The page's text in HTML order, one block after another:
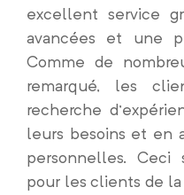
excellent service
avancées et une
Comme de
remarqué, les
recherche
leurs besoins et en
personnelles. Ceci
pour les clients de